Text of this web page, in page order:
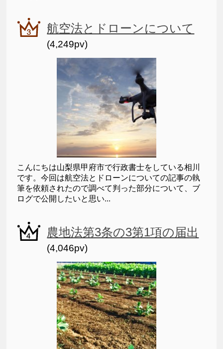
航空法とドローンについて
(4,249pv)
こんにちは山梨県甲府市で行政書士をしている相川
です。今回は航空法とドローンについての記事の執
筆を依頼されたので調べて判った部分について、ブ
ログで公開したいと思い...
農地法第3条の3第1項の届出
(4,046pv)